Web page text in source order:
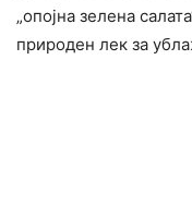
„опојна зелена
природен лек за